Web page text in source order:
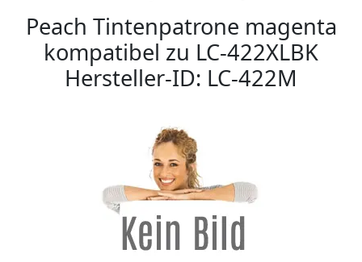
Peach Tintenpatrone magenta
kompatibel zu LC-422XLBK
Hersteller-ID: LC-422M